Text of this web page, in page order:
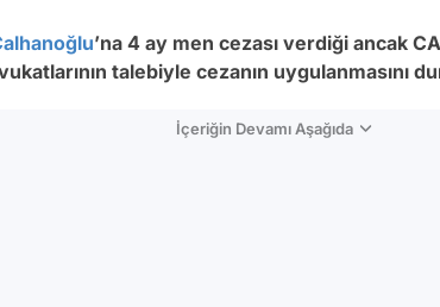
’na 4 ay men cezası verdiği ancak
talebiyle cezanın uygulanmasını
İçeriğin Devamı Aşağıda